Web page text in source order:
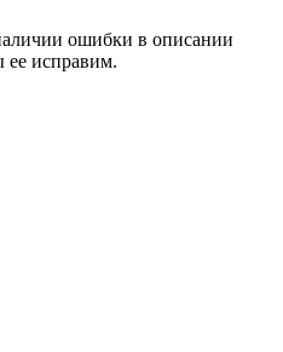
ошибки в описании
исправим.